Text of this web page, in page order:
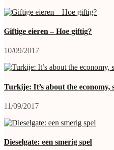
Giftige eieren – Hoe giftig?
10/09/2017
Turkije: It’s about the economy,
11/09/2017
Dieselgate: een smerig spel